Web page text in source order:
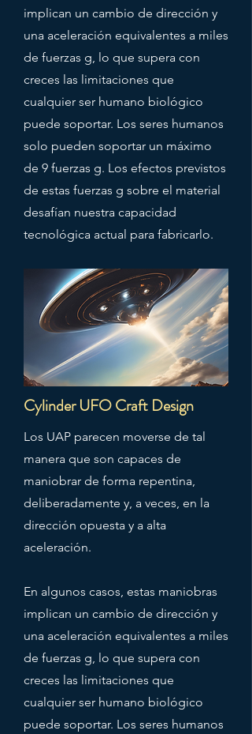
implican un cambio de dirección y
una aceleración equivalentes a miles
de fuerzas g, lo que supera con
creces las limitaciones que
cualquier ser humano biológico
puede soportar. Los seres humanos
solo pueden soportar un máximo
de 9 fuerzas g. Los efectos previstos
de estas fuerzas g sobre el material
desafían nuestra capacidad
tecnológica actual para fabricarlo.
Cylinder UFO Craft Design
Los UAP parecen moverse de tal
manera que son capaces de
maniobrar de forma repentina,
deliberadamente y, a veces, en la
dirección opuesta y a alta
aceleración.
En algunos casos, estas maniobras
implican un cambio de dirección y
una aceleración equivalentes a miles
de fuerzas g, lo que supera con
creces las limitaciones que
cualquier ser humano biológico
puede soportar. Los seres humanos